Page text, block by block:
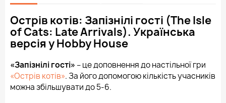
Острів котів: Запізнілі гості (The Isle
of Cats: Late Arrivals). Українська
версія у Hobby House
«Запізнілі гості» – це доповнення до настільної гри
«Острів котів». За його допомогою кількість учасників
можна збільшувати до 5-6.